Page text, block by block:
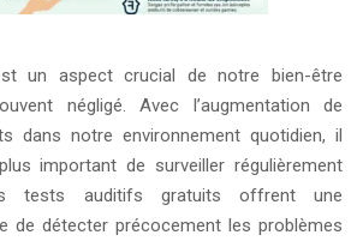
un aspect crucial de notre bien-être
négligé. Avec l’augmentation de
dans notre environnement quotidien, il
important de surveiller régulièrement
tests auditifs gratuits offrent une
de détecter précocement les problèmes